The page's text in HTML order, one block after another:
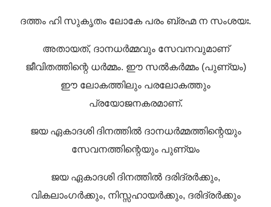
ദത്തം ഹി സുകൃതം ലോകേ പരം ബ്രഹ്മ ന സംശയഃ.
അതായത്, ദാനധർമ്മവും സേവനവുമാണ്
ജീവിതത്തിന്റെ ധർമ്മം. ഈ സൽകർമ്മം (പുണ്യം)
ഈ ലോകത്തിലും പരലോകത്തും
പ്രയോജനകരമാണ്.
ജയ ഏകാദശി ദിനത്തിൽ ദാനധർമ്മത്തിന്റെയും
സേവനത്തിന്റെയും പുണ്യം
ജയ ഏകാദശി ദിനത്തിൽ ദരിദ്രർക്കും,
വികലാംഗർക്കും, നിസ്സഹായർക്കും, ദരിദ്രർക്കും